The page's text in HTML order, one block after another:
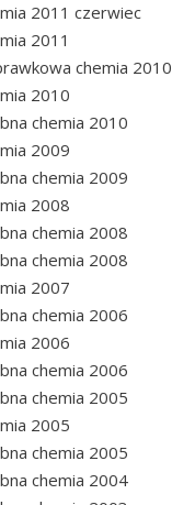
2011 czerwiec
2011
chemia 2010
2010
chemia 2010
2009
chemia 2009
2008
chemia 2008
chemia 2008
2007
chemia 2006
2006
chemia 2006
chemia 2005
2005
chemia 2005
chemia 2004